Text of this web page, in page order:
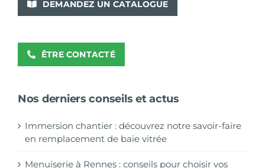
DEMANDEZ UN CATALOGUE
ÊTRE CONTACTÉ
Nos derniers conseils et actus
Immersion chantier : découvrez notre savoir-faire
en remplacement de baie vitrée
Menuiserie à Rennes : conseils pour choisir vos